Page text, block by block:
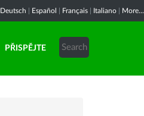
Deutsch Español Français Italiano More...
PŘISPĚJTE